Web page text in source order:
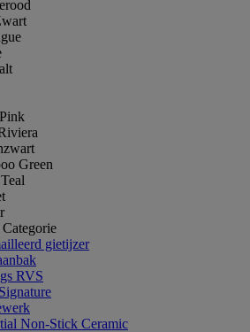
Green
gietijzer
RVS
Non-Stick Ceramic